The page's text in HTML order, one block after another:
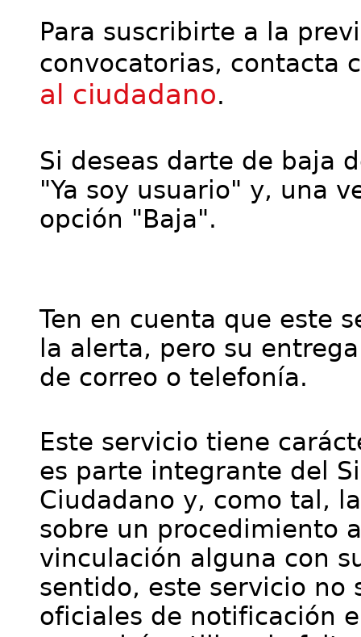
Para suscribirte a la
convocatorias, contacta
al ciudadano.
Si deseas darte de baja
"Ya soy usuario" y, una
opción "Baja".
Ten en cuenta que este
la alerta, pero su
de correo o telefonía.
Este servicio tiene
es parte integrante del
Ciudadano y, como tal,
sobre un procedimiento
vinculación alguna con
sentido, este servicio no
oficiales de notificación